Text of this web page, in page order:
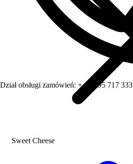
Dział obsługi zamówień: + 48 795 717 333
Sweet Cheese